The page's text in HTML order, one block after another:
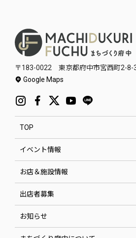
〒183-0022 東京都府中市宮西町2-
Google Maps
TOP
イベント情報
お店＆施設情報
出店者募集
お知らせ